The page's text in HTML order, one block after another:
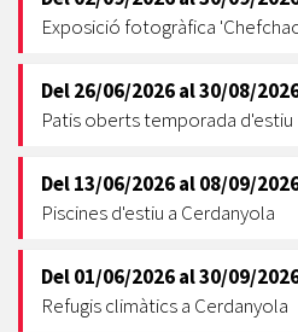
Exposició fotogràfica
Del26/06/2026al30/08/
Patis oberts temporada d'estiu
Del13/06/2026al08/09/
Piscines d'estiu a Cerdanyola
Del01/06/2026al30/09/
Refugis climàtics a Cerdanyola